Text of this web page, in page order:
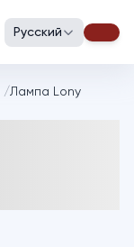
Русский
/Лампа Lony